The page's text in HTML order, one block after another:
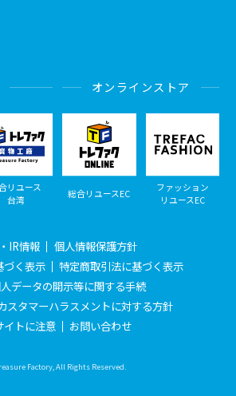
リユース
台湾
オンラインストア
総合リユースEC
ファッション
リユースEC
IR情報
個人情報保護方針
づく表示
特定商取引法に基づく表示
データの開示等に関する手続
スタマーハラスメントに対する方針
イトに注意
お問い合わせ
Factory, All Rights Reserved.